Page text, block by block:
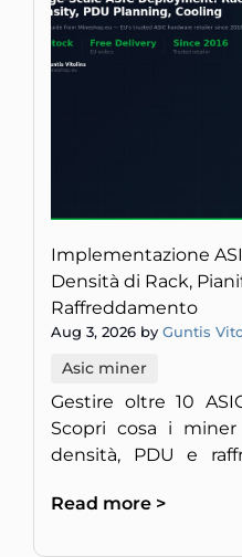
Implementazione
Densità di Rack,
Raffreddamento
Aug 3, 2026 by Guntis
Asic miner
Gestire oltre 10
Scopri cosa i
densità, PDU e
Read more >